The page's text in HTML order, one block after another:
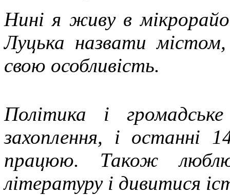
Нині я живу в
Луцька назвати
свою особливість.
Політика і
захоплення, і останні
працюю. Також
літературу і дивитися